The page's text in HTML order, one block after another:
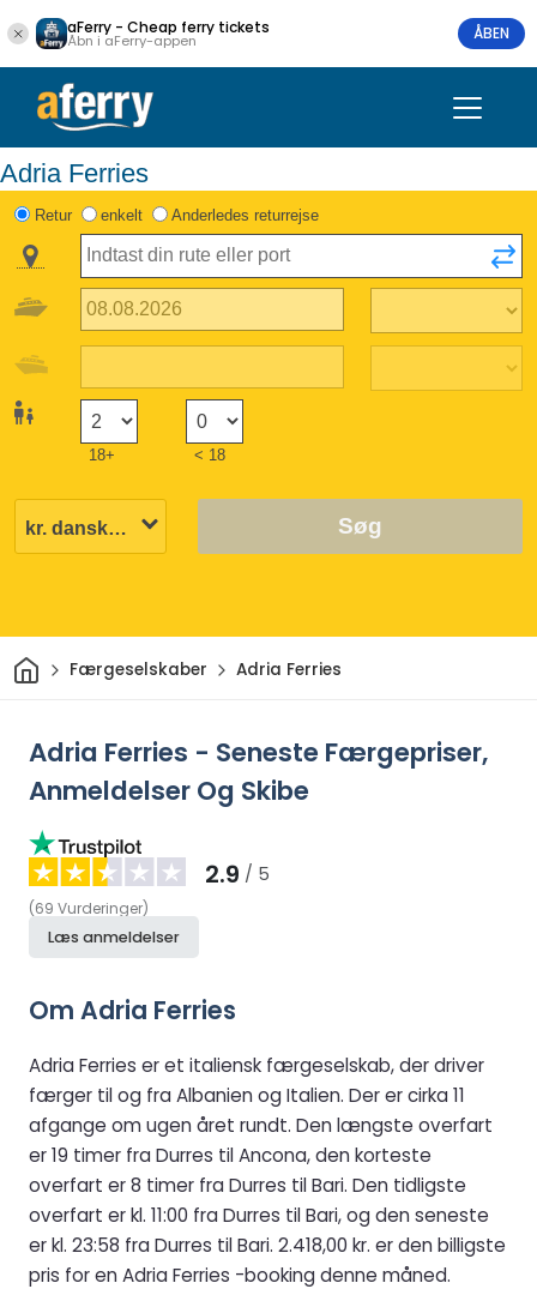
aFerry - Cheap ferry tickets
Åbn i aFerry-appen ÅBEN
Adria Ferries
Retur enkelt Anderledes returrejse
18+ < 18
Søg
HjemFærgeselskaber Adria Ferries
Adria Ferries - Seneste Færgepriser,
Anmeldelser Og Skibe
2.9 / 5
(69 Vurderinger)
Læs anmeldelser
Om Adria Ferries
Adria Ferries er et italiensk færgeselskab, der driver
færger til og fra Albanien og Italien. Der er cirka 11
afgange om ugen året rundt. Den længste overfart
er 19 timer fra Durres til Ancona, den korteste
overfart er 8 timer fra Durres til Bari. Den tidligste
overfart er kl. 11:00 fra Durres til Bari, og den seneste
er kl. 23:58 fra Durres til Bari. 2.418,00 kr. er den billigste
pris for en Adria Ferries -booking denne måned.